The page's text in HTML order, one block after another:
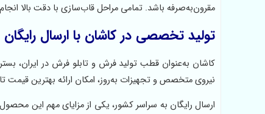
مقرون‌به‌صرفه باشد. تمامی مراحل قاب‌سازی با دقت بالا
تولید تخصصی در کاشان با ارسال رایگان
کاشان به‌عنوان قطب تولید فرش و تابلو فرش در ایران،
نیروی متخصص و تجهیزات به‌روز، امکان ارائه بهترین
ارسال رایگان به سراسر کشور، یکی از مزایای مهم این